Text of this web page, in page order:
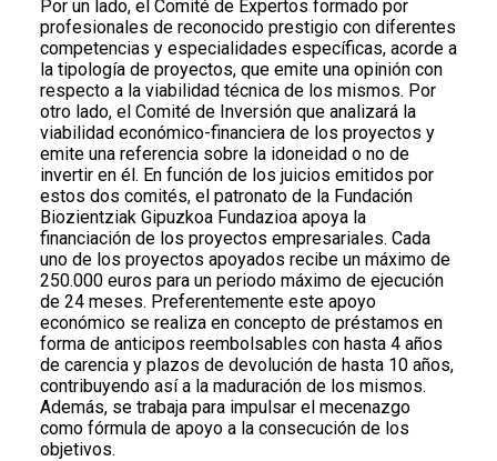
Por un lado, el Comité de Expertos formado por
profesionales de reconocido prestigio con diferentes
competencias y especialidades específicas, acorde a
la tipología de proyectos, que emite una opinión con
respecto a la viabilidad técnica de los mismos. Por
otro lado, el Comité de Inversión que analizará la
viabilidad económico-financiera de los proyectos y
emite una referencia sobre la idoneidad o no de
invertir en él. En función de los juicios emitidos por
estos dos comités, el patronato de la Fundación
Biozientziak Gipuzkoa Fundazioa apoya la
financiación de los proyectos empresariales. Cada
uno de los proyectos apoyados recibe un máximo de
250.000 euros para un periodo máximo de ejecución
de 24 meses. Preferentemente este apoyo
económico se realiza en concepto de préstamos en
forma de anticipos reembolsables con hasta 4 años
de carencia y plazos de devolución de hasta 10 años,
contribuyendo así a la maduración de los mismos.
Además, se trabaja para impulsar el mecenazgo
como fórmula de apoyo a la consecución de los
objetivos.